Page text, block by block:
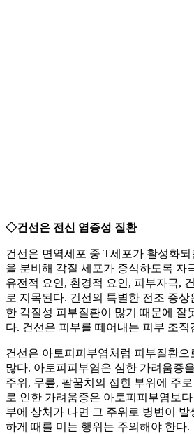
◇건선은 전신 염증성 질환
건선은 면역세포 중 T세포가 활성화
을 분비해 각질 세포가 증식하도록 자
유전적 요인, 환경적 요인, 피부자극,
로 지목된다. 건선의 특별한 전조 증
한 각질성 피부질환이 많기 때문에 잘
다. 건선은 피부를 떼어내는 피부 조
건선은 아토피피부염처럼 피부질환
많다. 아토피피부염은 심한 가려움증
주위, 무릎, 팔꿈치의 접힌 부위에 주
로 인한 가려움증은 아토피피부염보
부에 상처가 나면 그 주위로 병변이
하게 때를 미는 행위는 주의해야 한다.